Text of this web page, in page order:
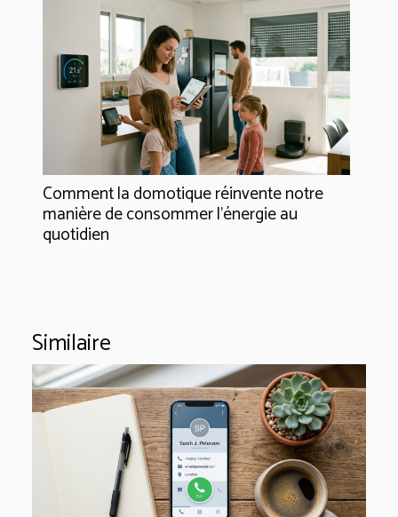
Comment la domotique réinvente notre
manière de consommer l'énergie au
quotidien
Similaire